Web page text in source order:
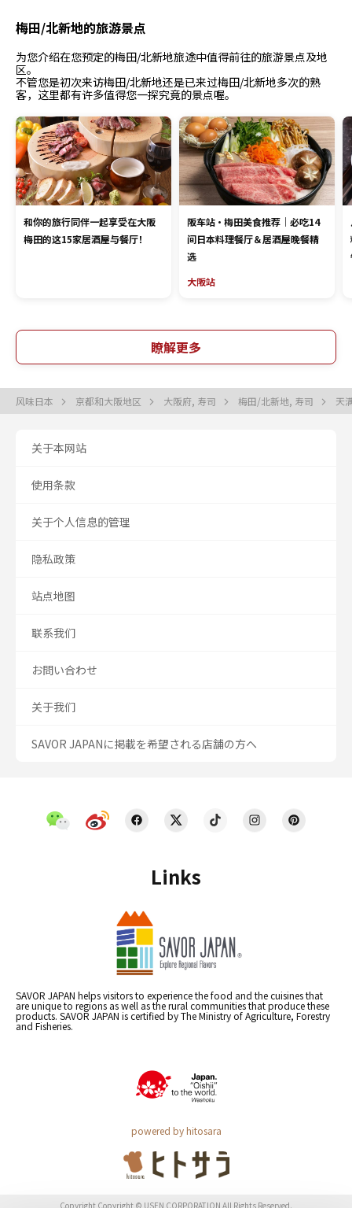
梅田/北新地的旅游景点
为您介绍在您预定的梅田/北新地旅途中值得前往的旅游景点及地
区。
不管您是初次来访梅田/北新地还是已来过梅田/北新地多次的熟
客，这里都有许多值得您一探究竟的景点喔。
和你的旅行同伴一起享受在大阪
梅田的这15家居酒屋与餐厅！
阪车站·梅田美食推荐｜必吃14
间日本料理餐厅＆居酒屋晚餐精
选
大阪站
瞭解更多
风味日本 京都和大阪地区 大阪府, 寿司 梅田/北新地, 寿司 天
Links
SAVOR JAPAN helps visitors to experience the food and the cuisines that
are unique to regions as well as the rural communities that produce these
products. SAVOR JAPAN is certified by The Ministry of Agriculture, Forestry
and Fisheries.
powered by hitosara
关于本网站
使用条款
关于个人信息的管理
隐私政策
站点地图
联系我们
お問い合わせ
关于我们
SAVOR JAPANに掲載を希望される店舗の方へ
Copyright Copyright © USEN CORPORATION All Rights Reserved.